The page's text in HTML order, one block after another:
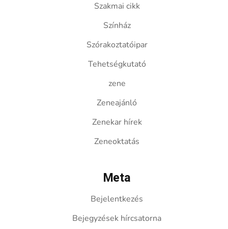
Szakmai cikk
Színház
Szórakoztatóipar
Tehetségkutató
zene
Zeneajánló
Zenekar hírek
Zeneoktatás
Meta
Bejelentkezés
Bejegyzések hírcsatorna